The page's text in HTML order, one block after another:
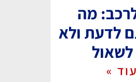
מה
לדעת ולא
»